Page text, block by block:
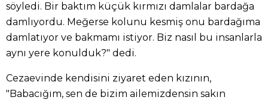
söyledi. Bir baktım küçük kırmızı damlalar bardağa
damlıyordu. Meğerse kolunu kesmiş onu bardağıma
damlatıyor ve bakmamı istiyor. Biz nasıl bu insanlarla
aynı yere konulduk?" dedi.
Cezaevinde kendisini ziyaret eden kızının,
"Babacığım, sen de bizim ailemizdensin sakın